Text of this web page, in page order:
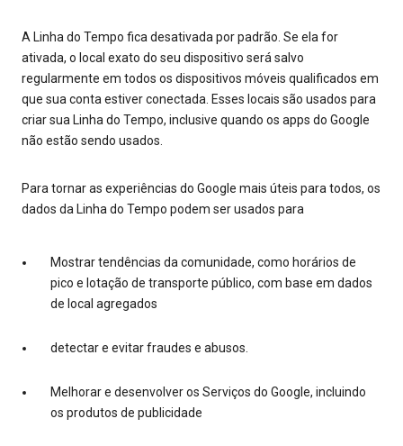
A Linha do Tempo fica desativada por padrão. Se ela for
ativada, o local exato do seu dispositivo será salvo
regularmente em todos os dispositivos móveis qualificados em
que sua conta estiver conectada. Esses locais são usados para
criar sua Linha do Tempo, inclusive quando os apps do Google
não estão sendo usados.
Para tornar as experiências do Google mais úteis para todos, os
dados da Linha do Tempo podem ser usados para
Mostrar tendências da comunidade, como horários de
pico e lotação de transporte público, com base em dados
de local agregados
detectar e evitar fraudes e abusos.
Melhorar e desenvolver os Serviços do Google, incluindo
os produtos de publicidade